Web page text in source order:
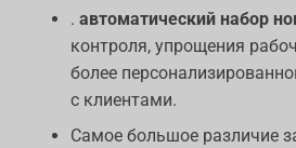
. автоматический набор
контроля, упрощения
более
с клиентами.
Самое большое различие